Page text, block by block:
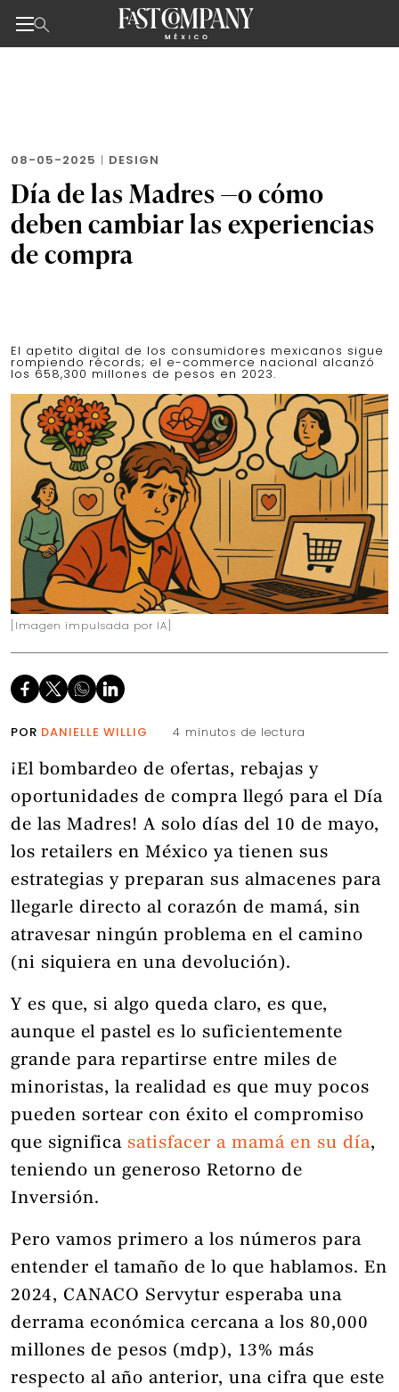
08-05-2025 | DESIGN
Día de las Madres —o cómo
deben cambiar las experiencias
de compra
El apetito digital de los consumidores mexicanos sigue
rompiendo récords; el e-commerce nacional alcanzó
los 658,300 millones de pesos en 2023.
[Imagen impulsada por IA]
POR DANIELLE WILLIG 4 minutos de lectura
¡El bombardeo de ofertas, rebajas y
oportunidades de compra llegó para el Día
de las Madres! A solo días del 10 de mayo,
los retailers en México ya tienen sus
estrategias y preparan sus almacenes para
llegarle directo al corazón de mamá, sin
atravesar ningún problema en el camino
(ni siquiera en una devolución).
Y es que, si algo queda claro, es que,
aunque el pastel es lo suficientemente
grande para repartirse entre miles de
minoristas, la realidad es que muy pocos
pueden sortear con éxito el compromiso
que significa satisfacer a mamá en su día,
teniendo un generoso Retorno de
Inversión.
Pero vamos primero a los números para
entender el tamaño de lo que hablamos. En
2024, CANACO Servytur esperaba una
derrama económica cercana a los 80,000
millones de pesos (mdp), 13% más
respecto al año anterior, una cifra que este